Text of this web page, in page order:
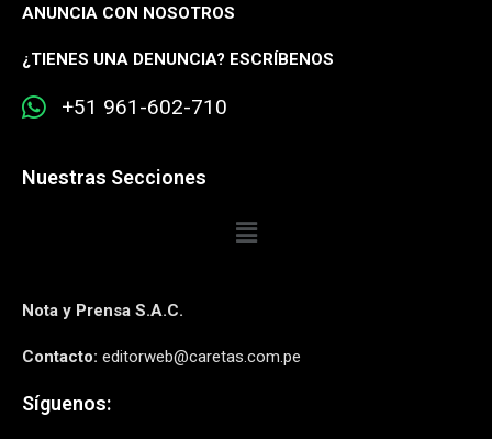
ANUNCIA CON NOSOTROS
¿TIENES UNA DENUNCIA? ESCRÍBENOS
+51 961-602-710
Nuestras Secciones
Nota y Prensa S.A.C.
Contacto: editorweb@caretas.com.pe
Síguenos: